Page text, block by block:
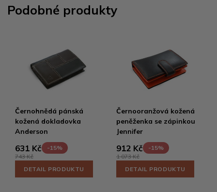
Podobné produkty
Černohnědá pánská
kožená dokladovka
Anderson
631 Kč
-15%
743 Kč
DETAIL PRODUKTU
Černooranžová kožená
peněženka se zápinkou
Jennifer
912 Kč
-15%
1 073 Kč
DETAIL PRODUKTU